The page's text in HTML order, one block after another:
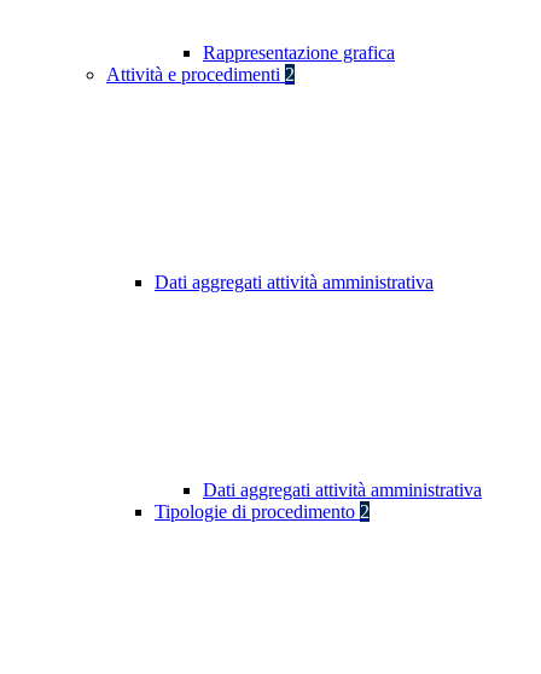
Rappresentazione grafica
Attività e procedimenti 2
Dati aggregati attività amministrativa
Dati aggregati attività amministrativa
Tipologie di procedimento 2